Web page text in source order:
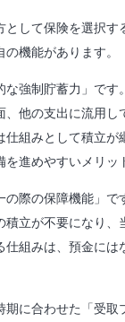
として保険を選択す
機能があります。
な強制貯蓄力」です
、他の支出に流用し
仕組みとして積立が
進めやすいメリッ
の際の保障機能」で
積立が不要になり、
仕組みは、預金には
期に合わせた「受取